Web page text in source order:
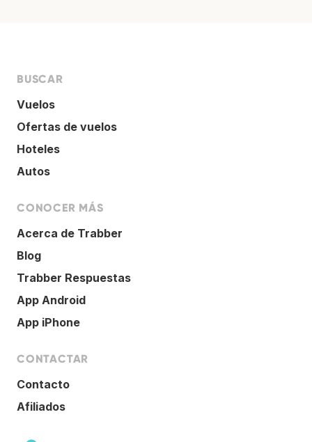
BUSCAR
Vuelos
Ofertas de vuelos
Hoteles
Autos
CONOCER MÁS
Acerca de Trabber
Blog
Trabber Respuestas
App Android
App iPhone
CONTACTAR
Contacto
Afiliados